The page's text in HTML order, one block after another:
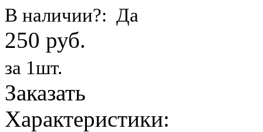
В наличии?: Да
250 руб.
за 1шт.
Заказать
Характеристики: